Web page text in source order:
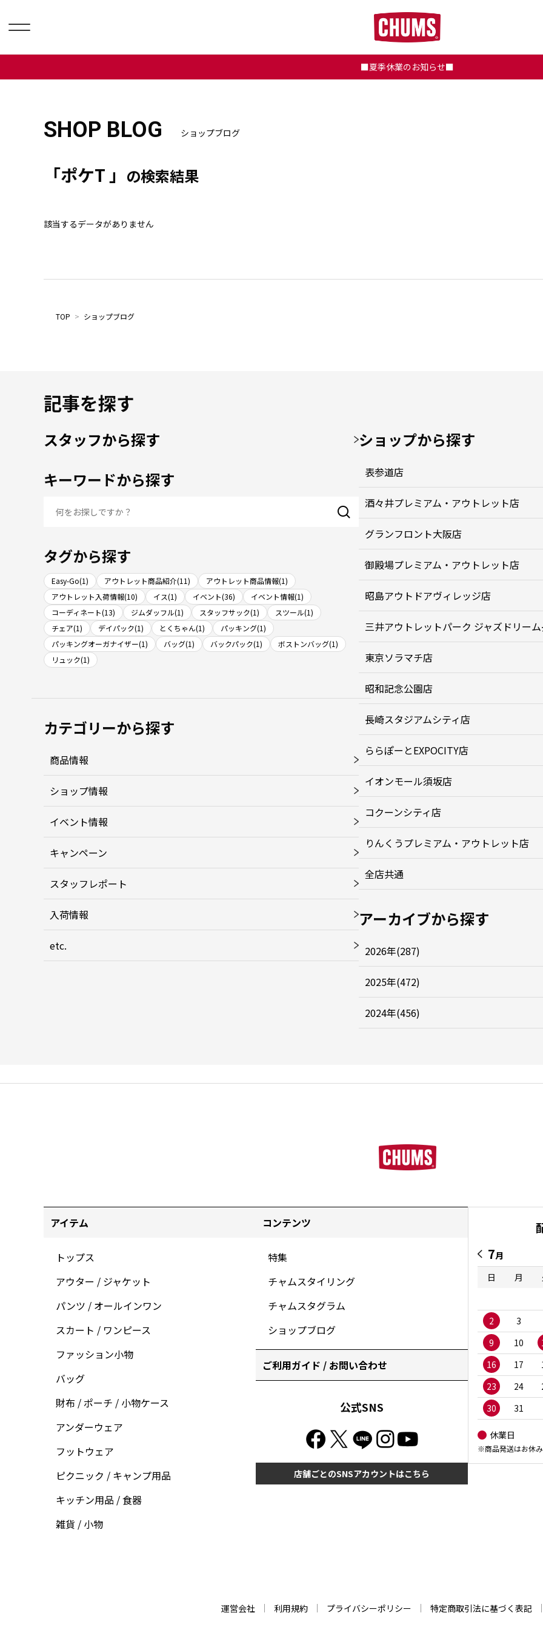
■夏季休業のお知らせ■
SHOP BLOG ショップブログ
「ポケT 」 の検索結果
該当するデータがありません
TOP > ショップブログ
記事を探す
スタッフから探す
キーワードから探す
タグから探す
Easy-Go(1) アウトレット商品紹介(11)
アウトレット商品情報(1)
アウトレット入荷情報(10)
イス(1) イベント(36)
イベント情報(1)
コーディネート(13)
ジムダッフル(1) スタッフサック(1)
スツール(1)
チェア(1)
デイパック(1) とくちゃん(1)
パッキング(1)
パッキングオーガナイザー(1)
バッグ(1) バックパック(1)
ボストンバッグ(1)
リュック(1)
カテゴリーから探す
商品情報
ショップ情報
イベント情報
キャンペーン
スタッフレポート
入荷情報
etc.
ショップから探す
表参道店
酒々井プレミアム・アウトレット店
グランフロント大阪店
御殿場プレミアム・アウトレット店
昭島アウトドアヴィレッジ店
三井アウトレットパーク ジャズドリー
東京ソラマチ店
昭和記念公園店
長崎スタジアムシティ店
ららぽーとEXPOCITY店
イオンモール須坂店
コクーンシティ店
りんくうプレミアム・アウトレット店
全店共通
アーカイブから探す
2026年(287)
2025年(472)
2024年(456)
アイテム
トップス
アウター / ジャケット
パンツ / オールインワン
スカート / ワンピース
ファッション小物
バッグ
財布 / ポーチ / 小物ケース
アンダーウェア
フットウェア
ピクニック / キャンプ用品
キッチン用品 / 食器
雑貨 / 小物
コンテンツ
特集
チャムスタイリング
チャムスタグラム
ショップブログ
ご利用ガイド / お問い合わせ
公式SNS
店舗ごとのSNSアカウントはこちら
7月
日
月
2
3
9
10
16
17
23
24
30
31
休業日
※商品発送はお休
運営会社 利用規約 プライバシーポリシー 特定商取引法に基づく表記